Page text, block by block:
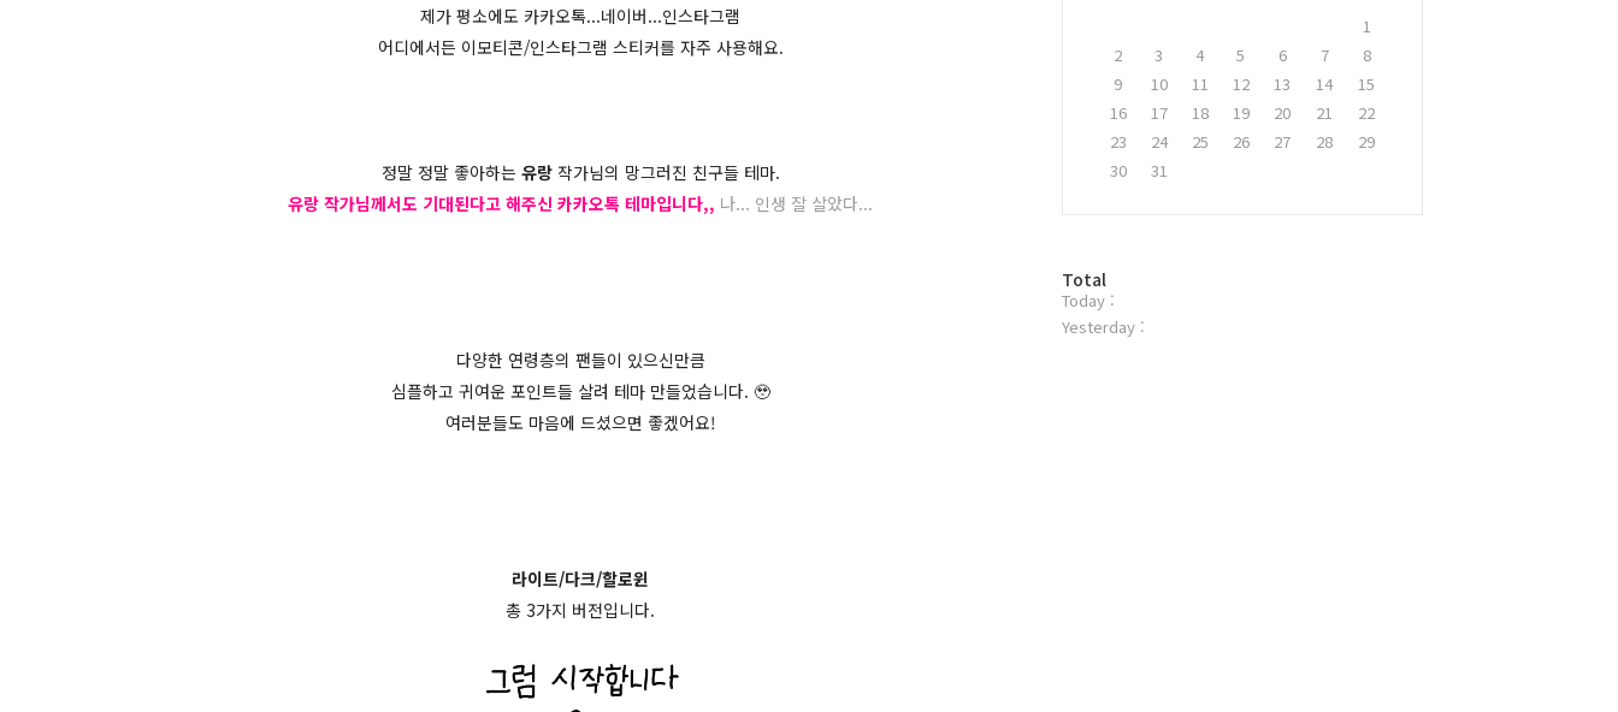
제가 평소에도 카카오톡...네이버...인스타그램
어디에서든 이모티콘/인스타그램 스티커를 자주 사용해요.
정말 정말 좋아하는 유랑 작가님의 망그러진 친구들 테마.
유랑 작가님께서도 기대된다고 해주신 카카오톡 테마입니다,, 나... 인생 잘 살았다...
다양한 연령층의 팬들이 있으신만큼
심플하고 귀여운 포인트들 살려 테마 만들었습니다. 🥹
여러분들도 마음에 드셨으면 좋겠어요!
라이트/다크/할로윈
총 3가지 버전입니다.
1
2
3 4 5 6 7
8
9
10 11 12 13 14
15
16
17 18 19 20 21
22
23
24 25 26 27 28
29
30
31
방
문
자
Total
Today :
Yesterday :